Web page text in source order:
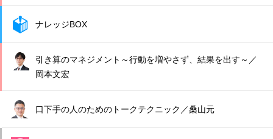
ナレッジBOX
引き算のマネジメント～行動を増やさず、結果を出す～／
岡本文宏
口下手の人のためのトークテクニック／桑山元